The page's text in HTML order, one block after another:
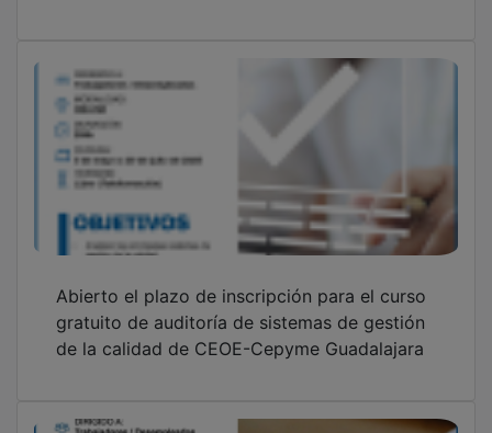
gratuito de auditoría de sistemas de gestión
de la calidad de CEOE-Cepyme Guadalajara